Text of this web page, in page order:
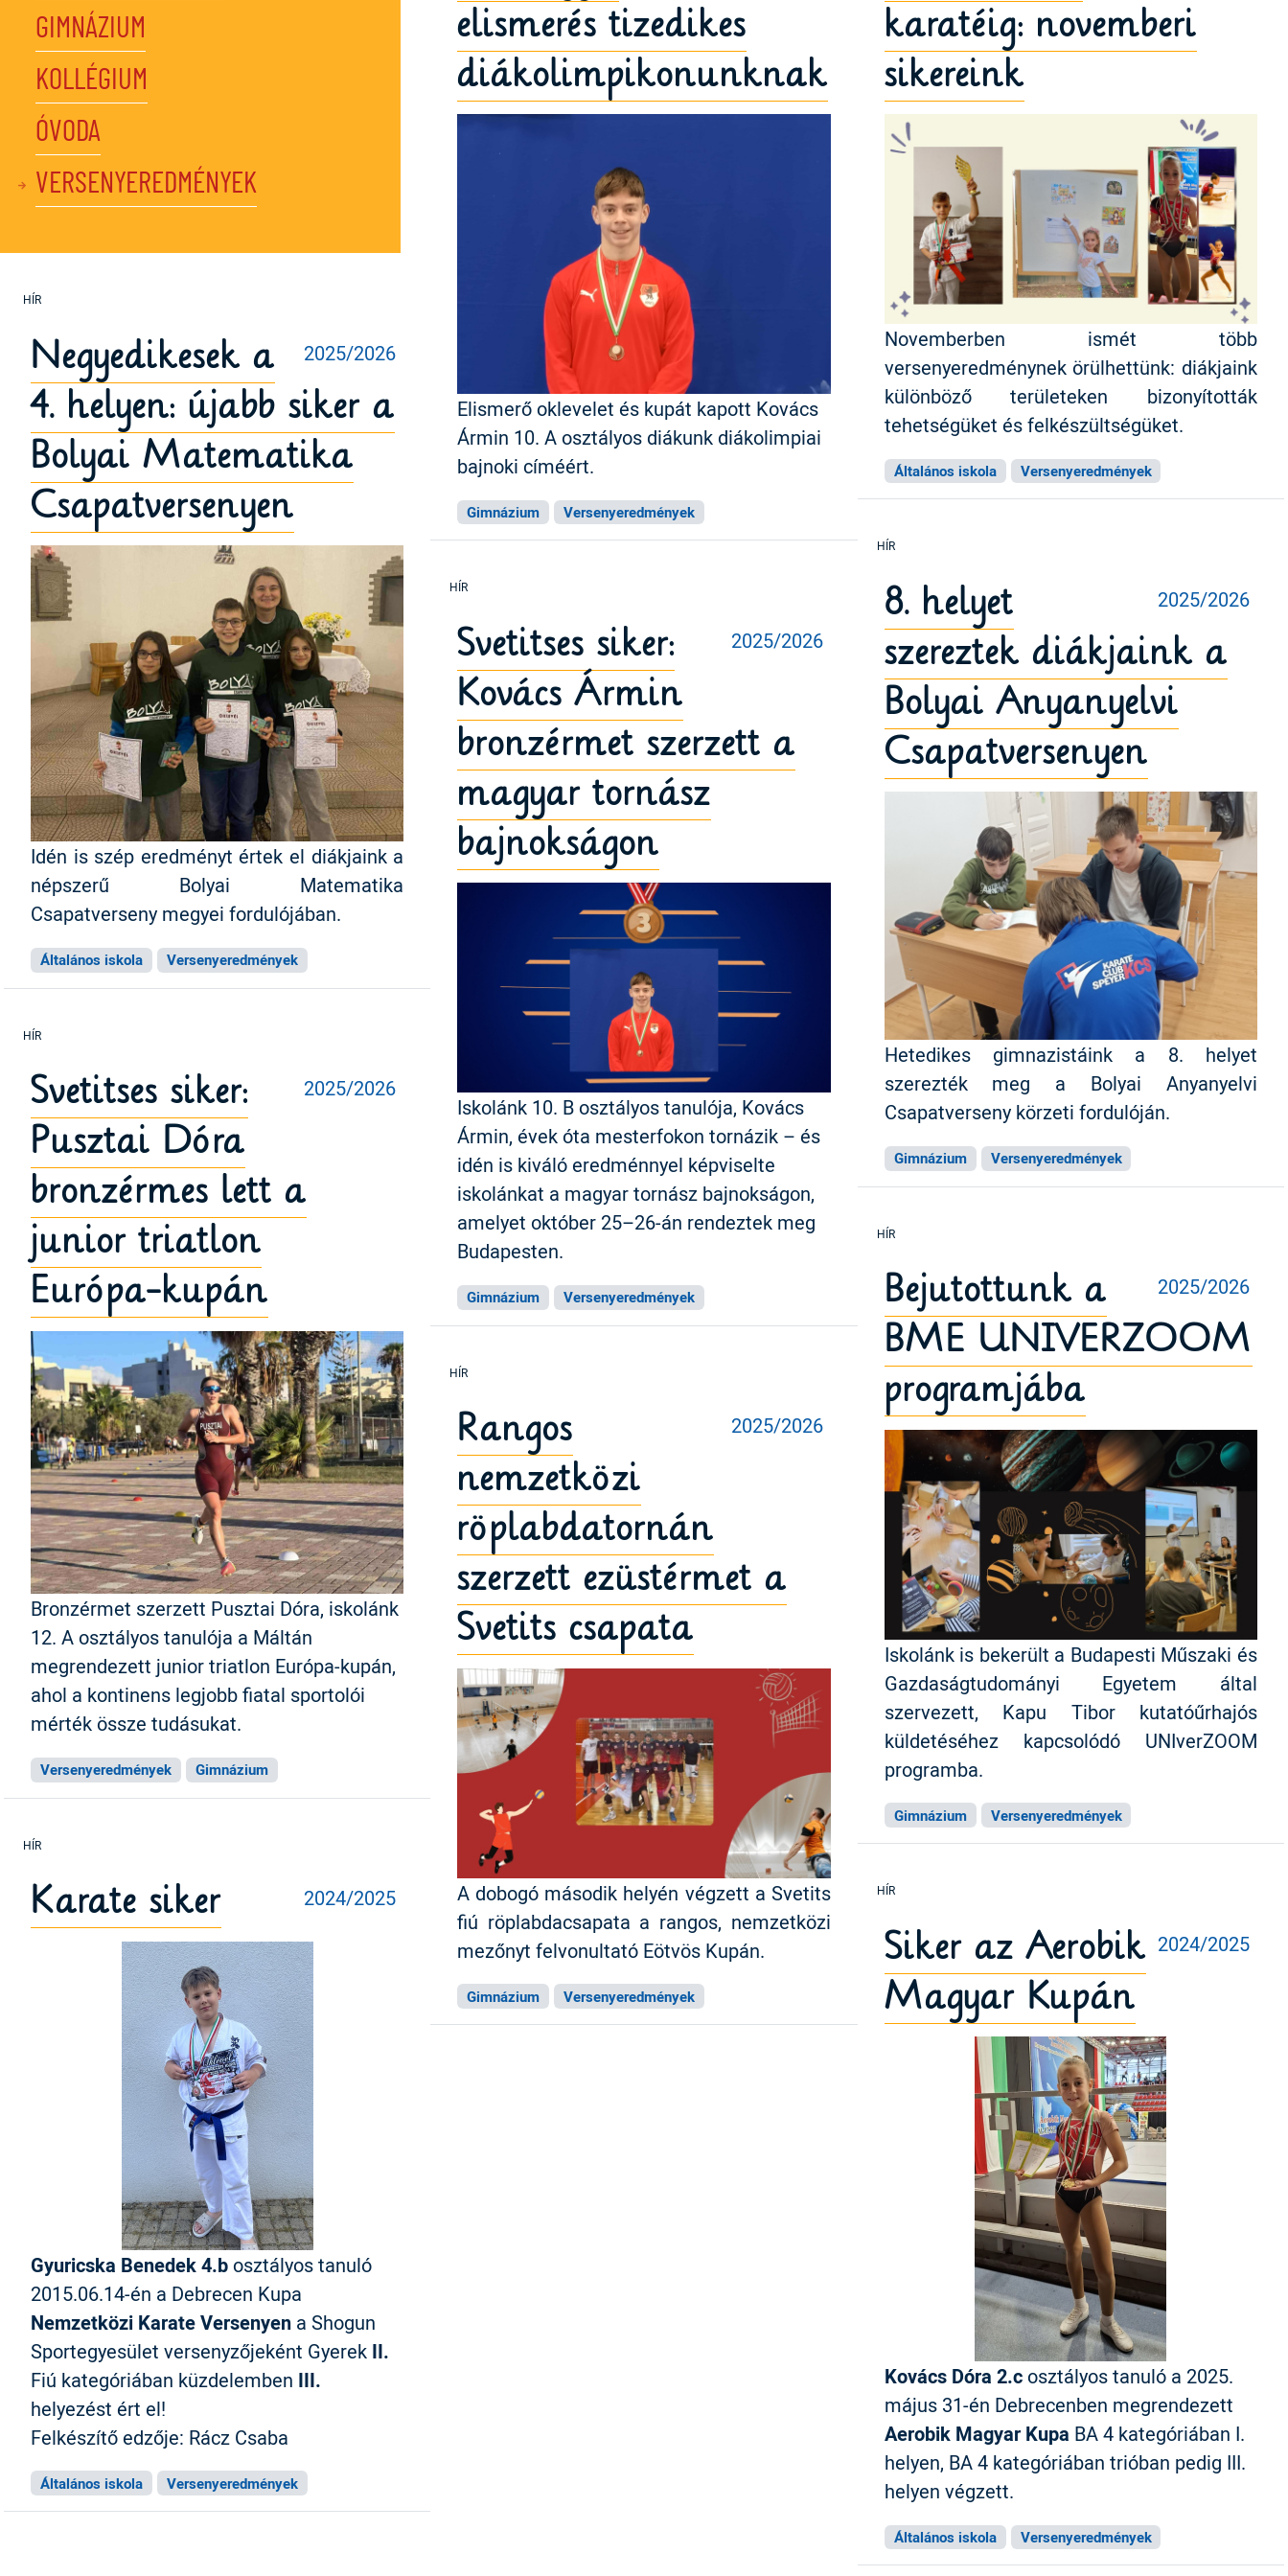
GIMNÁZIUM
KOLLÉGIUM
ÓVODA
VERSENYEREDMÉNYEK
elismerés tizedikes
diákolimpikonunknak
Elismerő oklevelet és kupát kapott Kovács
Ármin 10. A osztályos diákunk diákolimpiai
bajnoki címéért.
Gimnázium Versenyeredmények
karatéig: novemberi
sikereink
Novemberben ismét több
versenyeredménynek örülhettünk: diákjaink
különböző területeken bizonyították
tehetségüket és felkészültségüket.
Általános iskola Versenyeredmények
2025/2026
Negyedikesek a
4. helyen: újabb siker a
Bolyai Matematika
Csapatversenyen
Idén is szép eredményt értek el diákjaink a
népszerű Bolyai Matematika
Csapatverseny megyei fordulójában.
Általános iskola Versenyeredmények
2025/2026
8. helyet
szereztek diákjaink a
Bolyai Anyanyelvi
Csapatversenyen
Hetedikes gimnazistáink a 8. helyet
szerezték meg a Bolyai Anyanyelvi
Csapatverseny körzeti fordulóján.
Gimnázium Versenyeredmények
2025/2026
Svetitses siker:
Kovács Ármin
bronzérmet szerzett a
magyar tornász
bajnokságon
Iskolánk 10. B osztályos tanulója, Kovács
Ármin, évek óta mesterfokon tornázik – és
idén is kiváló eredménnyel képviselte
iskolánkat a magyar tornász bajnokságon,
amelyet október 25–26-án rendeztek meg
Budapesten.
Gimnázium Versenyeredmények
2025/2026
Svetitses siker:
Pusztai Dóra
bronzérmes lett a
junior triatlon
Európa-kupán
Bronzérmet szerzett Pusztai Dóra, iskolánk
12. A osztályos tanulója a Máltán
megrendezett junior triatlon Európa-kupán,
ahol a kontinens legjobb fiatal sportolói
mérték össze tudásukat.
Versenyeredmények Gimnázium
2025/2026
Bejutottunk a
BME UNIVERZOOM
programjába
Iskolánk is bekerült a Budapesti Műszaki és
Gazdaságtudományi Egyetem által
szervezett, Kapu Tibor kutatóűrhajós
küldetéséhez kapcsolódó UNIverZOOM
programba.
Gimnázium Versenyeredmények
2025/2026
Rangos
nemzetközi
röplabdatornán
szerzett ezüstérmet a
Svetits csapata
A dobogó második helyén végzett a Svetits
fiú röplabdacsapata a rangos, nemzetközi
mezőnyt felvonultató Eötvös Kupán.
Gimnázium Versenyeredmények
2024/2025
Karate siker
Gyuricska Benedek 4.bosztályos tanuló
2015.06.14-én a Debrecen Kupa
Nemzetközi Karate Versenyen a Shogun
Sportegyesület versenyzőjeként Gyerek II.
Fiú kategóriában küzdelemben III.
helyezést ért el!
Felkészítő edzője: Rácz Csaba
Általános iskola Versenyeredmények
2024/2025
Siker az Aerobik
Magyar Kupán
Kovács Dóra 2.cosztályos tanuló a 2025.
május 31-én Debrecenben megrendezett
Aerobik Magyar Kupa BA 4 kategóriában I.
helyen, BA 4 kategóriában trióban pedig III.
helyen végzett.
Általános iskola Versenyeredmények